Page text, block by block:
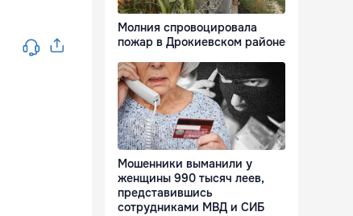
Молния спровоцировала
пожар в Дрокиевском районе
Мошенники выманили у
женщины 990 тысяч леев,
представившись
сотрудниками МВД и СИБ